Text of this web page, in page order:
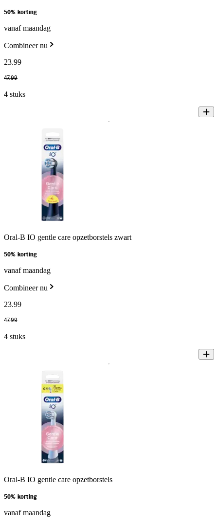
50% korting
vanaf maandag
Combineer nu
23.99
47.99
4 stuks
Oral-B IO gentle care opzetborstels zwart
50% korting
vanaf maandag
Combineer nu
23.99
47.99
4 stuks
Oral-B IO gentle care opzetborstels
50% korting
vanaf maandag